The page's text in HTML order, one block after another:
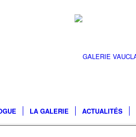
LA GALERIE ACTUALITÉS